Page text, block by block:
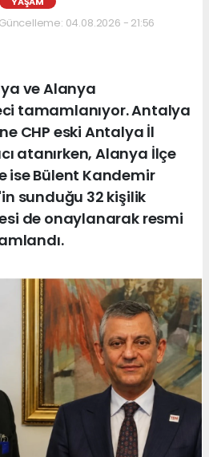
04.08.2026 - 21:56
ve Alanya
tamamlanıyor. Antalya
CHP eski Antalya İl
atanırken, Alanya İlçe
ise Bülent Kandemir
sunduğu 32 kişilik
de onaylanarak resmi